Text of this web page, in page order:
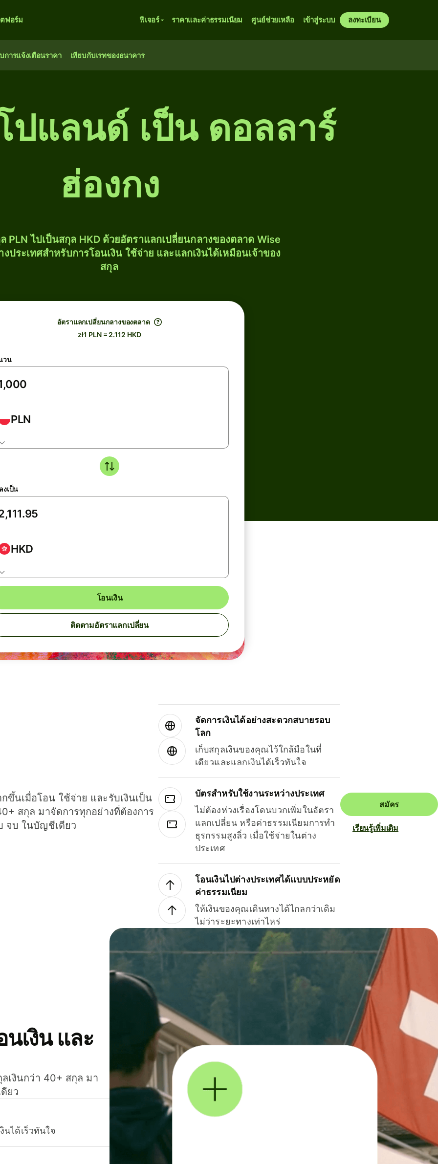
ฟอร์ม ฟีเจอร์ ราคาและค่าธรรมเนียม ศูนย์ช่วยเหลือ เข้าสู่ระบบ ลงทะเบียน
การแจ้งเตือนราคา เทียบกับเรทของธนาคาร
ปแลนด์ เป็น ดอลลาร์
ฮ่องกง
PLN ไปเป็นสกุล HKD ด้วยอัตราแลกเปลี่ยนกลางของตลาด Wise
ประเทศสำหรับการโอนเงิน ใช้จ่าย และแลกเงินได้เหมือนเจ้าของ
สกุล
อัตราแลกเปลี่ยนกลางของตลาด
zł1 PLN = 2.112 HKD
วน
PLN
งเป็น
HKD
โอนเงิน
ติดตามอัตราแลกเปลี่ยน
ขึ้นเมื่อโอน ใช้จ่าย และรับเงินเป็น
สกุล มาจัดการทุกอย่างที่ต้องการ
จบ ในบัญชีเดียว
จัดการเงินได้อย่างสะดวกสบายรอบ
โลก
เก็บสกุลเงินของคุณไว้ใกล้มือในที่
เดียวและแลกเงินได้เร็วทันใจ
บัตรสำหรับใช้งานระหว่างประเทศ
ไม่ต้องห่วงเรื่องโดนบวกเพิ่มในอัตรา
แลกเปลี่ยน หรือค่าธรรมเนียมการทำ
ธุรกรรมสูงลิ่ว เมื่อใช้จ่ายในต่าง
ประเทศ
โอนเงินไปต่างประเทศได้แบบประหยัด
ค่าธรรมเนียม
ให้เงินของคุณเดินทางได้ไกลกว่าเดิม
ไม่ว่าระยะทางเท่าไหร่
สมัคร
เรียนรู้เพิ่มเติม
เงิน และ
เงินกว่า 40+ สกุล มา
ยว
นได้เร็วทันใจ